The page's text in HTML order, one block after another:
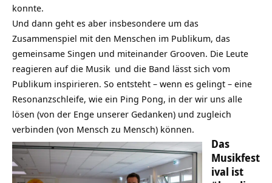
konnte.
Und dann geht es aber insbesondere um das
Zusammenspiel mit den Menschen im Publikum, das
gemeinsame Singen und miteinander Grooven. Die Leute
reagieren auf die Musik und die Band lässt sich vom
Publikum inspirieren. So entsteht – wenn es gelingt – eine
Resonanzschleife, wie ein Ping Pong, in der wir uns alle
lösen (von der Enge unserer Gedanken) und zugleich
verbinden (von Mensch zu Mensch) können.
Das
Musikfest
ival ist